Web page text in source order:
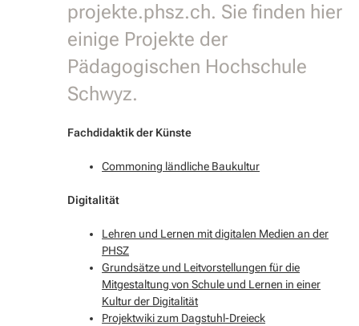
projekte.phsz.ch. Sie finden hier
einige Projekte der
Pädagogischen Hochschule
Schwyz.
Fachdidaktik der Künste
Commoning ländliche Baukultur
Digitalität
Lehren und Lernen mit digitalen Medien an der
PHSZ
Grundsätze und Leitvorstellungen für die
Mitgestaltung von Schule und Lernen in einer
Kultur der Digitalität
Projektwiki zum Dagstuhl-Dreieck